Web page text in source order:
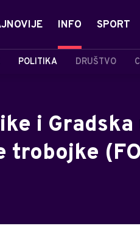
INFO
POLITIKA DRUŠTVO
SPORT
i
trobojke